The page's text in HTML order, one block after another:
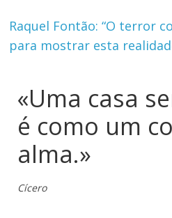
Raquel Fontão: “O terror
para mostrar esta
«Uma casa
é como um
alma.»
Cícero